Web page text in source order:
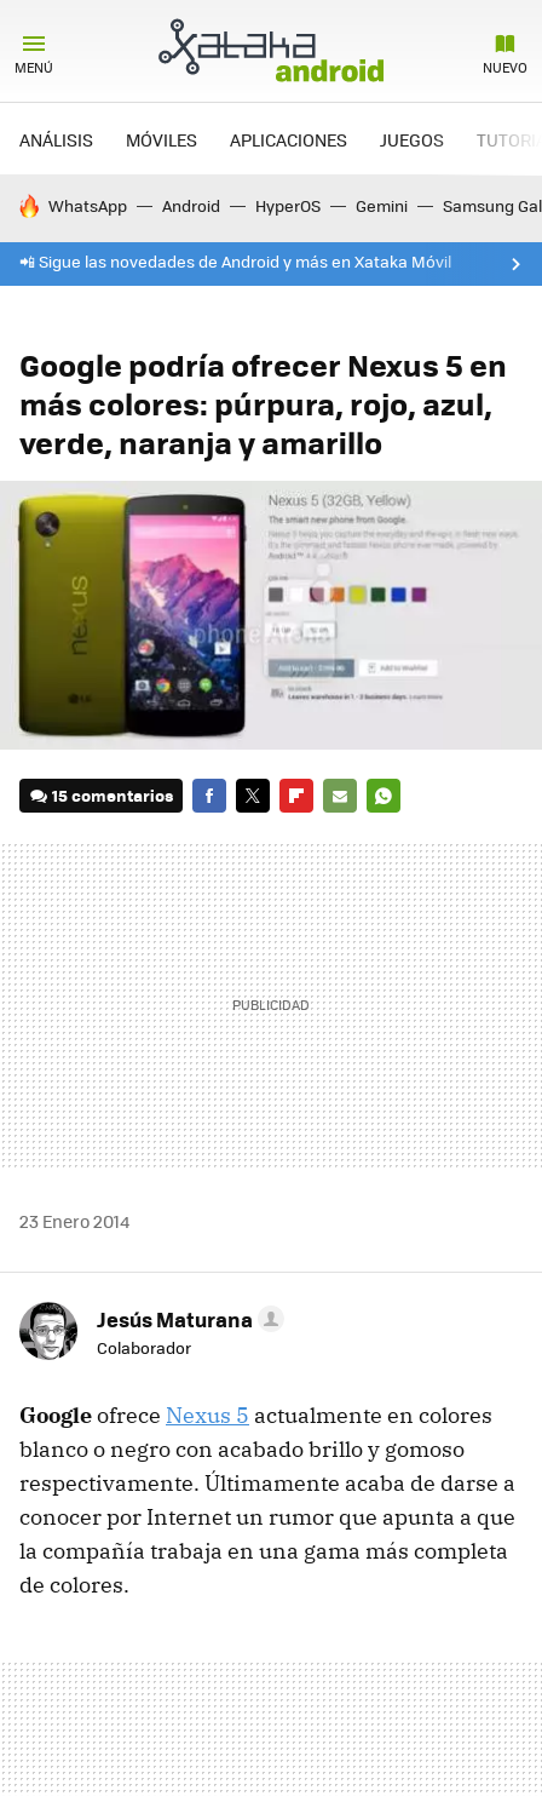
MENÚ NUEVO
ANÁLISIS MÓVILES APLICACIONES JUEGOS
HOY SE HABLA DE
WhatsApp Android HyperOS Gemini Samsung
📲 Sigue las novedades de Android y más en Xataka Móvil
Google podría ofrecer Nexus 5 en
más colores: púrpura, rojo, azul,
verde, naranja y amarillo
15 comentarios
MAIL
23 Enero 2014
Jesús Maturana
Colaborador
Googleofrece Nexus 5 actualmente en colores
blanco o negro con acabado brillo y gomoso
respectivamente. Últimamente acaba de darse a
conocer por Internet un rumor que apunta a que
la compañía trabaja en una gama más completa
de colores.